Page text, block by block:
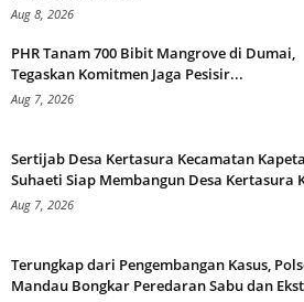
Aug 8, 2026
PHR Tanam 700 Bibit Mangrove di Dumai,
Tegaskan Komitmen Jaga Pesisir...
Aug 7, 2026
Sertijab Desa Kertasura Kecamatan
Suhaeti Siap Membangun Desa Kertasura
Aug 7, 2026
Terungkap dari Pengembangan Kasus,
Mandau Bongkar Peredaran Sabu dan